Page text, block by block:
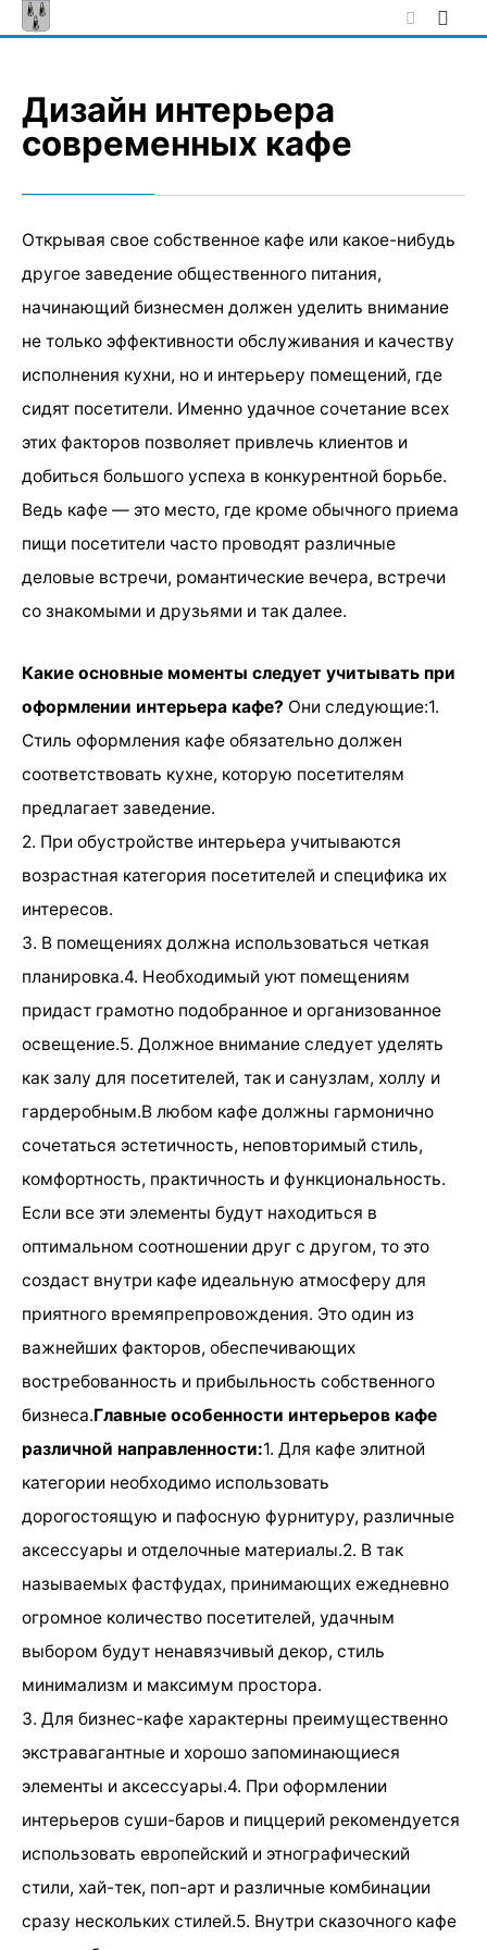
Skip
to
Дизайн интерьера
современных кафе
Открывая свое собственное кафе или какое-нибудь
другое заведение общественного питания,
начинающий бизнесмен должен уделить внимание
не только эффективности обслуживания и качеству
исполнения кухни, но и интерьеру помещений, где
сидят посетители. Именно удачное сочетание всех
этих факторов позволяет привлечь клиентов и
добиться большого успеха в конкурентной борьбе.
Ведь кафе — это место, где кроме обычного приема
пищи посетители часто проводят различные
деловые встречи, романтические вечера, встречи
со знакомыми и друзьями и так далее.
Какие основные моменты следует учитывать при
оформлении интерьера кафе? Они следующие:1.
Стиль оформления кафе обязательно должен
соответствовать кухне, которую посетителям
предлагает заведение.
2. При обустройстве интерьера учитываются
возрастная категория посетителей и специфика их
интересов.
3. В помещениях должна использоваться четкая
планировка.4. Необходимый уют помещениям
придаст грамотно подобранное и организованное
освещение.5. Должное внимание следует уделять
как залу для посетителей, так и санузлам, холлу и
гардеробным.В любом кафе должны гармонично
сочетаться эстетичность, неповторимый стиль,
комфортность, практичность и функциональность.
Если все эти элементы будут находиться в
оптимальном соотношении друг с другом, то это
создаст внутри кафе идеальную атмосферу для
приятного времяпрепровождения. Это один из
важнейших факторов, обеспечивающих
востребованность и прибыльность собственного
бизнеса.Главные особенности интерьеров кафе
различной направленности:1. Для кафе элитной
категории необходимо использовать
дорогостоящую и пафосную фурнитуру, различные
аксессуары и отделочные материалы.2. В так
называемых фастфудах, принимающих ежедневно
огромное количество посетителей, удачным
выбором будут ненавязчивый декор, стиль
минимализм и максимум простора.
3. Для бизнес-кафе характерны преимущественно
экстравагантные и хорошо запоминающиеся
элементы и аксессуары.4. При оформлении
интерьеров суши-баров и пиццерий рекомендуется
использовать европейский и этнографический
стили, хай-тек, поп-арт и различные комбинации
сразу нескольких стилей.5. Внутри сказочного кафе